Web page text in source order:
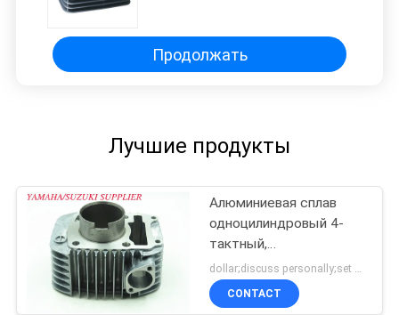
Продолжать
Лучшие продукты
Алюминиевая сплав
одноцилиндровый 4-
тактный,
мотоциклетный
двигатель " Супер
Сплендер "
dollar;discuss personally;set MOQ:Переговоры
CONTACT